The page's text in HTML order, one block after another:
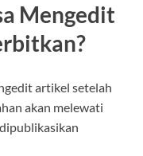
Mengedit
artikel setelah
akan melewati